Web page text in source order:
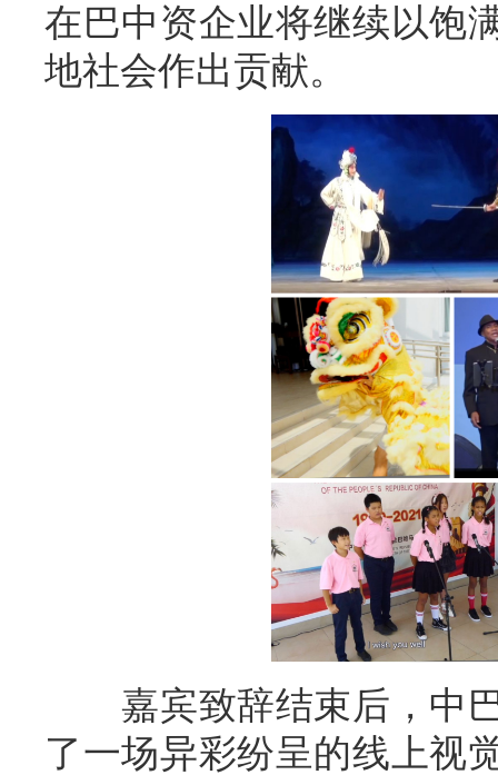
在巴中资企业将继续以饱
地社会作出贡献。
嘉宾致辞结束后，中巴
了一场异彩纷呈的线上视